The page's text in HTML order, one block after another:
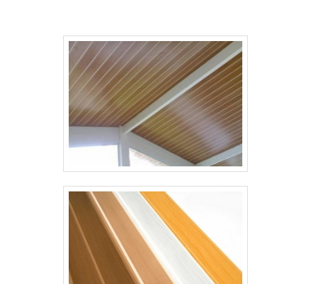
esses fatores, agregados a uma equipe
multidisciplinar de consultores
associados e colaboradores eficientes,
garantem o sucesso de cada cliente de
ponta a ponta. .